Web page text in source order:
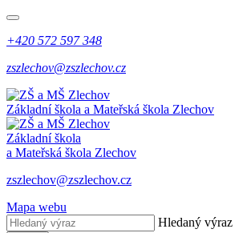
+420 572 597 348
zszlechov@zszlechov.cz
Základní škola a Mateřská škola Zlechov
Základní škola
a Mateřská škola Zlechov
zszlechov@zszlechov.cz
Mapa webu
Hledaný výraz